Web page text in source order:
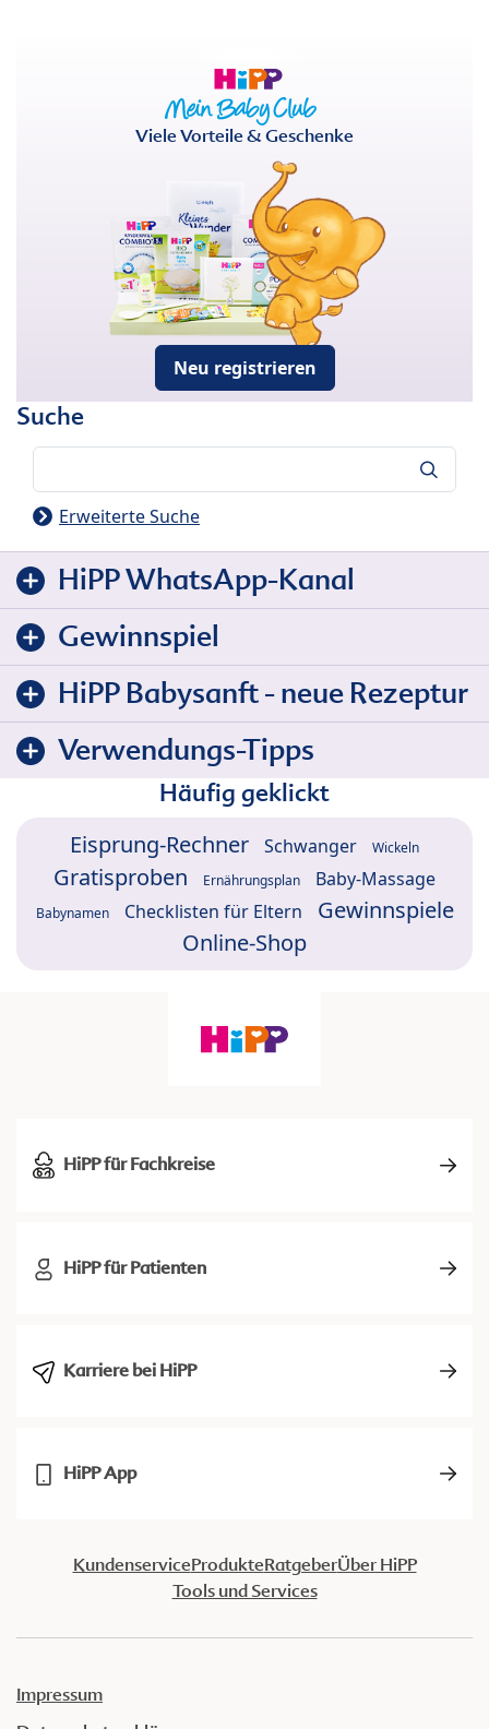
Viele Vorteile & Geschenke
Neu registrieren
Suche
Erweiterte Suche
HiPP WhatsApp-Kanal
Gewinnspiel
HiPP Babysanft - neue Rezeptur
Verwendungs-Tipps
Häufig geklickt
Eisprung-Rechner Schwanger Wickeln
Gratisproben Ernährungsplan Baby-Massage
Babynamen Checklisten für Eltern
Gewinnspiele
Online-Shop
HiPP für Fachkreise
HiPP für Patienten
Karriere bei HiPP
HiPP App
KundenserviceProdukteRatgeberÜber HiPP
Tools und Services
Impressum